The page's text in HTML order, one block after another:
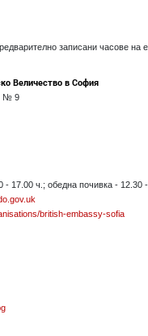
записани часове на
Величество в София
№ 9
17.00 ч.; обедна почивка - 12.30
british-embassy-sofia